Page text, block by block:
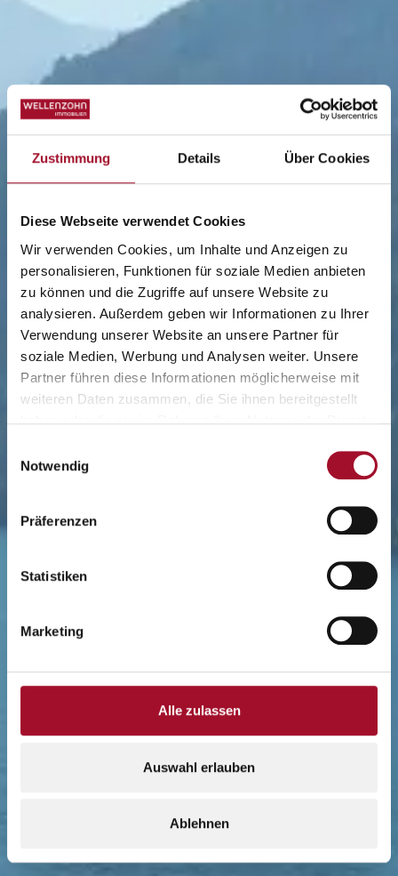
Zustimmung Details Über Cookies
Diese Webseite verwendet Cookies
Wir verwenden Cookies, um Inhalte und Anzeigen zu
personalisieren, Funktionen für soziale Medien anbieten
zu können und die Zugriffe auf unsere Website zu
analysieren. Außerdem geben wir Informationen zu Ihrer
Verwendung unserer Website an unsere Partner für
soziale Medien, Werbung und Analysen weiter. Unsere
Partner führen diese Informationen möglicherweise mit
weiteren Daten zusammen, die Sie ihnen bereitgestellt
Notwendig
Präferenzen
Statistiken
Marketing
Alle zulassen
Auswahl erlauben
Ablehnen